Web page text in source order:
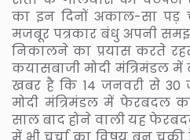
का इन दिनों अकाल-सा पड़
मजबूर पत्रकार बंधु अपनी
निकालने का प्रयास करते
कयासबाजी मोदी मंत्रिमंडल
खबर है कि 14 जनवरी से 30
मोदी मंत्रिमंडल में फेरबदल
साल बाद होने वाली यह